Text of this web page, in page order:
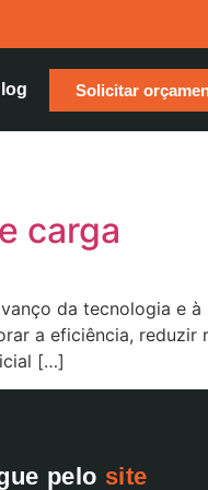
Solicitar
carga
da tecnologia e à
a eficiência, reduzir
[…]
pelo site